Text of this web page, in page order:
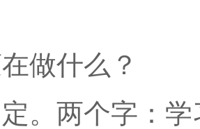
做什么？
。两个字：